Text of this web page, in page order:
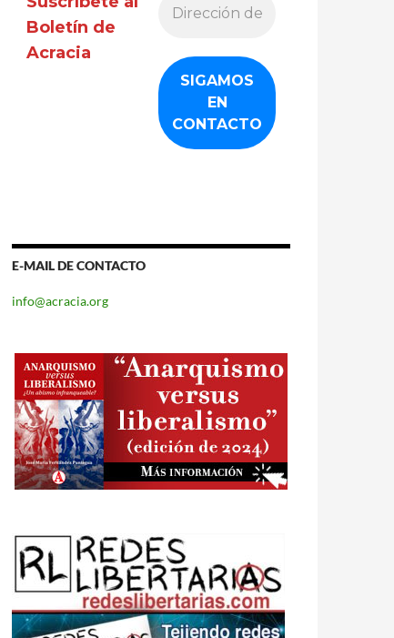
Boletín de
Acracia
E-MAIL DE CONTACTO
info@acracia.org